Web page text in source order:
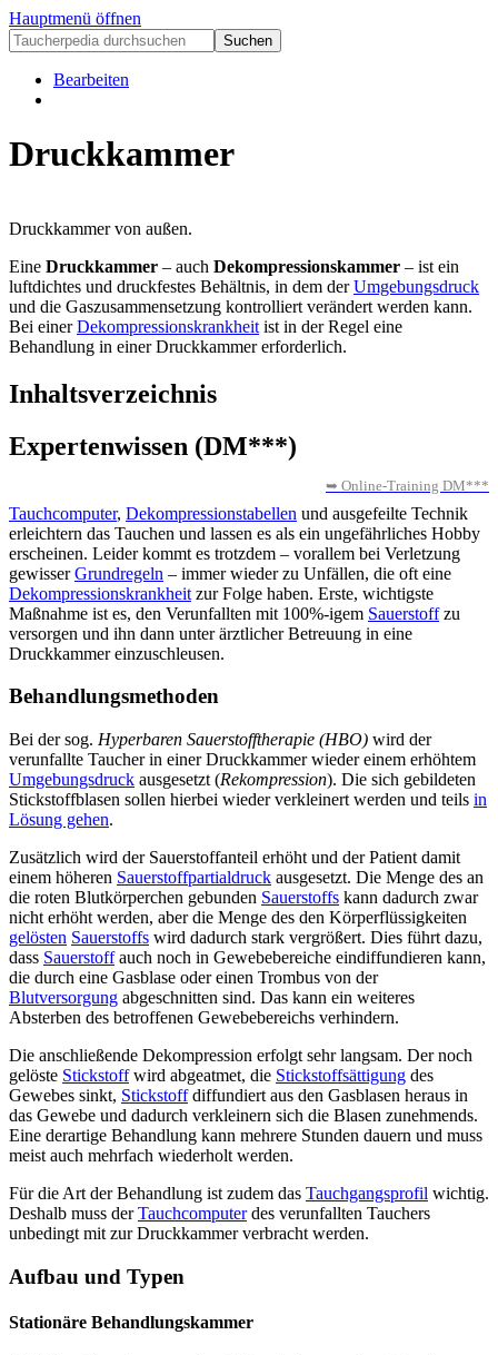
Hauptmenü öffnen
Bearbeiten
Druckkammer
Druckkammer von außen.
Eine Druckkammer – auch Dekompressionskammer – ist ein
luftdichtes und druckfestes Behältnis, in dem derUmgebungsdruck
und die Gaszusammensetzung kontrolliert verändert werden kann.
Bei einerDekompressionskrankheit ist in der Regel eine
Behandlung in einer Druckkammer erforderlich.
Inhaltsverzeichnis
Expertenwissen (DM***)
➥ Online-Training DM***
Tauchcomputer, Dekompressionstabellen und ausgefeilte Technik
erleichtern das Tauchen und lassen es als ein ungefährliches Hobby
erscheinen. Leider kommt es trotzdem – vorallem bei Verletzung
gewisserGrundregeln – immer wieder zu Unfällen, die oft eine
Dekompressionskrankheit zur Folge haben. Erste, wichtigste
Maßnahme ist es, den Verunfallten mit 100%-igem Sauerstoffzu
versorgen und ihn dann unter ärztlicher Betreuung in eine
Druckkammer einzuschleusen.
Behandlungsmethoden
Bei der sog. Hyperbaren Sauerstofftherapie (HBO) wird der
verunfallte Taucher in einer Druckkammer wieder einem erhöhtem
Umgebungsdruck ausgesetzt (Rekompression). Die sich gebildeten
Stickstoffblasen sollen hierbei wieder verkleinert werden und teils in
Lösung gehen.
Zusätzlich wird der Sauerstoffanteil erhöht und der Patient damit
einem höheren Sauerstoffpartialdruck ausgesetzt. Die Menge des an
die roten Blutkörperchen gebunden Sauerstoffs kann dadurch zwar
nicht erhöht werden, aber die Menge des den Körperflüssigkeiten
gelösten Sauerstoffs wird dadurch stark vergrößert. Dies führt dazu,
dass Sauerstoffauch noch in Gewebebereiche eindiffundieren kann,
die durch eine Gasblase oder einen Trombus von der
Blutversorgung abgeschnitten sind. Das kann ein weiteres
Absterben des betroffenen Gewebebereichs verhindern.
Die anschließende Dekompression erfolgt sehr langsam. Der noch
gelöste Stickstoffwird abgeatmet, die Stickstoffsättigung des
Gewebes sinkt, Stickstoffdiffundiert aus den Gasblasen heraus in
das Gewebe und dadurch verkleinern sich die Blasen zunehmends.
Eine derartige Behandlung kann mehrere Stunden dauern und muss
meist auch mehrfach wiederholt werden.
Für die Art der Behandlung ist zudem das Tauchgangsprofil wichtig.
Deshalb muss derTauchcomputerdes verunfallten Tauchers
unbedingt mit zur Druckkammer verbracht werden.
Aufbau und Typen
Stationäre Behandlungskammer